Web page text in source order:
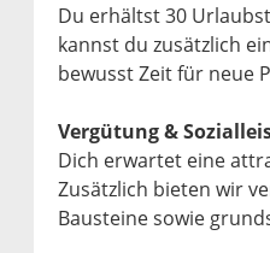
Du erhältst 30
kannst du zusätzlich
bewusst Zeit für neue
Vergütung &
Dich erwartet eine
Zusätzlich bieten wir
Bausteine sowie